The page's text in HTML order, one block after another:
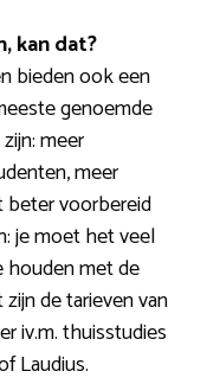
kan dat?
bieden ook een
genoemde
meer
meer
beter voorbereid
je moet het veel
houden met de
de tarieven van
iv.m. thuisstudies
Laudius.